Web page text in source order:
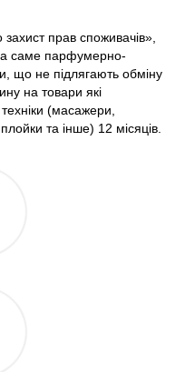
прав споживачів»,
а саме парфумерно-
що не підлягають обміну
на товари які
техніки (масажери,
та інше) 12 місяців.